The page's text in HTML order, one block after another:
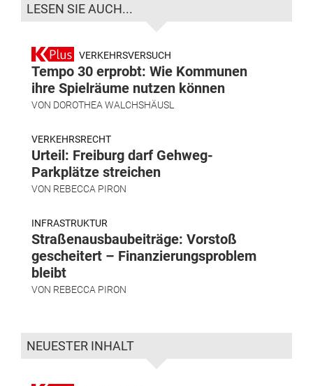
LESEN SIE AUCH...
VERKEHRSVERSUCH
Tempo 30 erprobt: Wie Kommunen
ihre Spielräume nutzen können
VON DOROTHEA WALCHSHÄUSL
VERKEHRSRECHT
Urteil: Freiburg darf Gehweg-
Parkplätze streichen
VON REBECCA PIRON
INFRASTRUKTUR
Straßenausbaubeiträge: Vorstoß
gescheitert – Finanzierungsproblem
bleibt
VON REBECCA PIRON
NEUESTER INHALT